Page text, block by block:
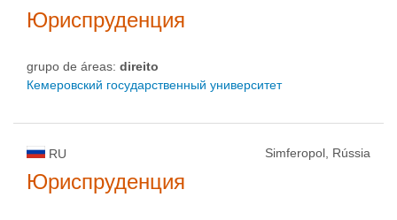
Юриспруденция
grupo de áreas: direito
Кемеровский государственный университет
RU Simferopol, Rússia
Юриспруденция